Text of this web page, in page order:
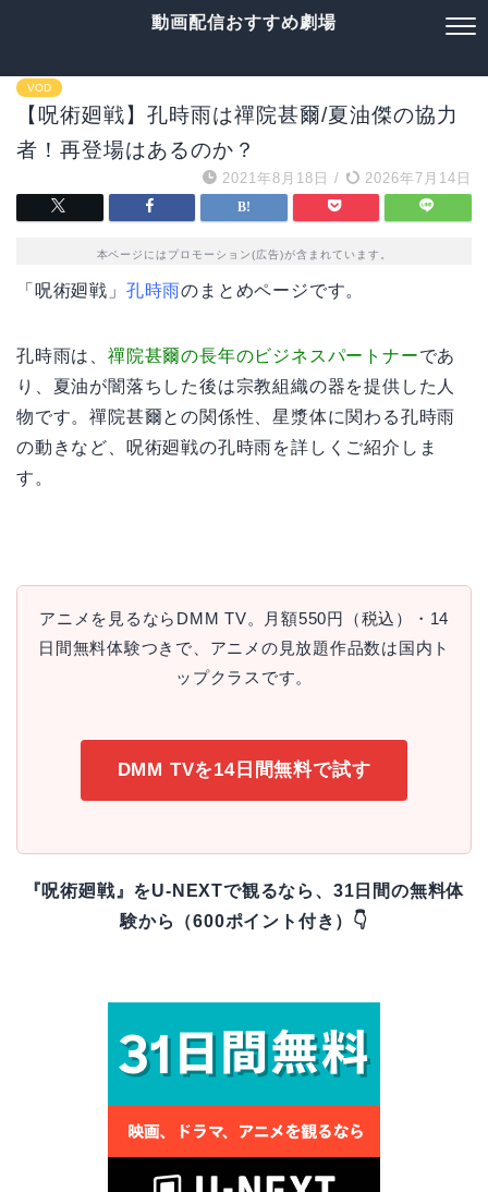
動画配信おすすめ劇場
VOD
【呪術廻戦】孔時雨は禪院甚爾/夏油傑の協力
者！再登場はあるのか？
2021年8月18日 / 2026年7月14日
本ページにはプロモーション(広告)が含まれています。
「呪術廻戦」 孔時雨のまとめページです。
孔時雨は、 禪院甚爾の長年のビジネスパートナーであ
り、夏油が闇落ちした後は宗教組織の器を提供した人
物です。禪院甚爾との関係性、星漿体に関わる孔時雨
の動きなど、呪術廻戦の孔時雨を詳しくご紹介しま
す。
アニメを見るならDMM TV。月額550円（税込）・14
日間無料体験つきで、アニメの見放題作品数は国内ト
ップクラスです。
DMM TVを14日間無料で試す
『呪術廻戦』をU-NEXTで観るなら、31日間の無料体
験から（600ポイント付き）👇